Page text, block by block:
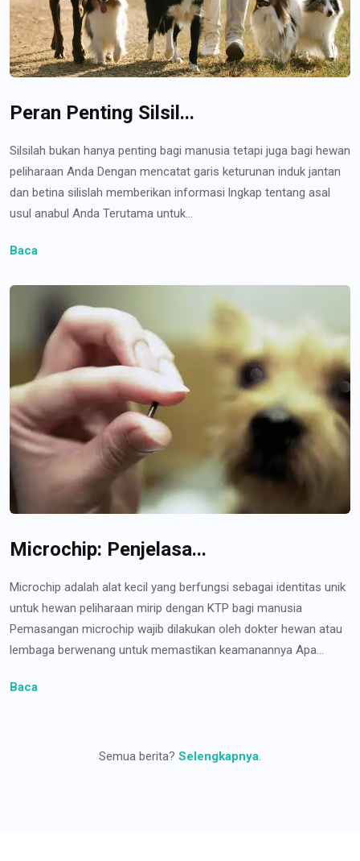
Peran Penting Silsil...
Silsilah bukan hanya penting bagi manusia tetapi juga bagi hewan
peliharaan Anda Dengan mencatat garis keturunan induk jantan
dan betina silislah memberikan informasi lngkap tentang asal
usul anabul Anda Terutama untuk...
Baca
Microchip: Penjelasa...
Microchip adalah alat kecil yang berfungsi sebagai identitas unik
untuk hewan peliharaan mirip dengan KTP bagi manusia
Pemasangan microchip wajib dilakukan oleh dokter hewan atau
lembaga berwenang untuk memastikan keamanannya Apa...
Baca
Semua berita? Selengkapnya